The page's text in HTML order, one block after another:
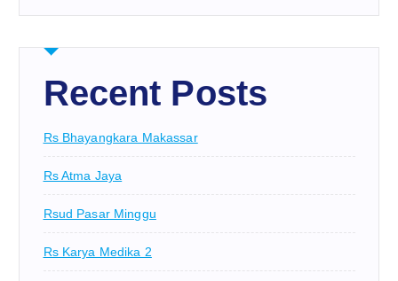
Recent Posts
Rs Bhayangkara Makassar
Rs Atma Jaya
Rsud Pasar Minggu
Rs Karya Medika 2